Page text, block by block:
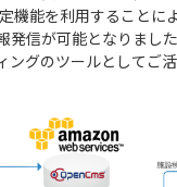
機能を利用することに
発信が可能となりまし
ングのツールとしてご